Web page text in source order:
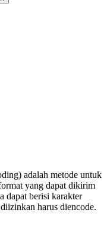
adalah metode untuk
yang dapat dikirim
dapat berisi karakter
harus diencode.